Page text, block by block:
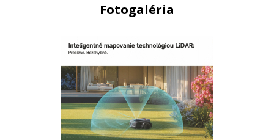
Fotogaléria